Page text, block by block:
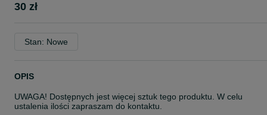
30 zł
Stan: Nowe
OPIS
UWAGA! Dostępnych jest więcej sztuk tego produktu. W celu
ustalenia ilości zapraszam do kontaktu.